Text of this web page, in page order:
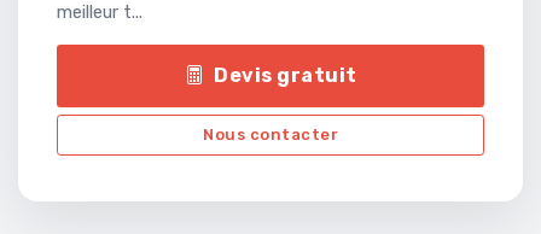
meilleur t...
Devis gratuit
Nous contacter